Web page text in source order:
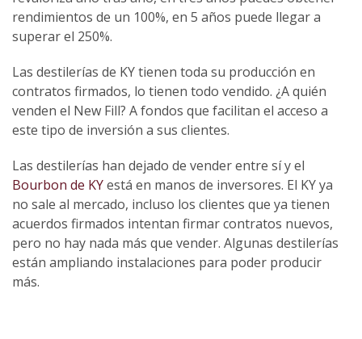
rendimientos de un 100%, en 5 años puede llegar a
superar el 250%.
Las destilerías de KY tienen toda su producción en
contratos firmados, lo tienen todo vendido. ¿A quién
venden el New Fill? A fondos que facilitan el acceso a
este tipo de inversión a sus clientes.
Las destilerías han dejado de vender entre sí y el
Bourbon de KYestá en manos de inversores. El KY ya
no sale al mercado, incluso los clientes que ya tienen
acuerdos firmados intentan firmar contratos nuevos,
pero no hay nada más que vender. Algunas destilerías
están ampliando instalaciones para poder producir
más.